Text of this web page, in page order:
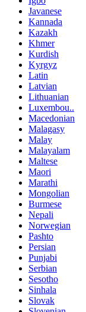
Javanese
Kannada
Kazakh
Khmer
Kurdish
Kyrgyz
Latin
Latvian
Lithuanian
Luxembou..
Macedonian
Malagasy
Malay
Malayalam
Maltese
Maori
Marathi
Mongolian
Burmese
Nepali
Norwegian
Pashto
Persian
Punjabi
Serbian
Sesotho
Sinhala
Slovak